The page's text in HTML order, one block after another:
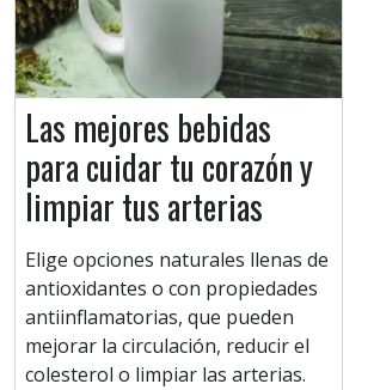
Las mejores bebidas
para cuidar tu corazón y
limpiar tus arterias
Elige opciones naturales llenas de
antioxidantes o con propiedades
antiinflamatorias, que pueden
mejorar la circulación, reducir el
colesterol o limpiar las arterias.